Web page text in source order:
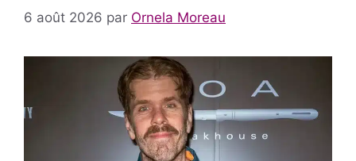
6 août 2026 par Ornela Moreau